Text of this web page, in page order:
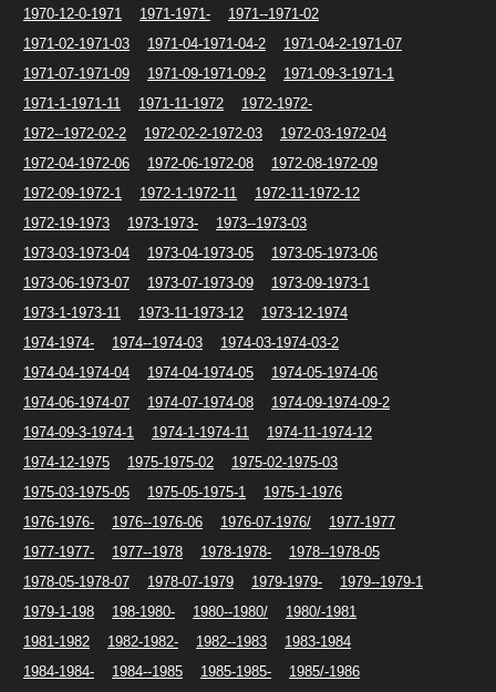
1970-12-0-1971
1971-1971-
1971--1971-02
1971-02-1971-03
1971-04-1971-04-2
1971-04-2-1971-07
1971-07-1971-09
1971-09-1971-09-2
1971-09-3-1971-1
1971-1-1971-11
1971-11-1972
1972-1972-
1972--1972-02-2
1972-02-2-1972-03
1972-03-1972-04
1972-04-1972-06
1972-06-1972-08
1972-08-1972-09
1972-09-1972-1
1972-1-1972-11
1972-11-1972-12
1972-19-1973
1973-1973-
1973--1973-03
1973-03-1973-04
1973-04-1973-05
1973-05-1973-06
1973-06-1973-07
1973-07-1973-09
1973-09-1973-1
1973-1-1973-11
1973-11-1973-12
1973-12-1974
1974-1974-
1974--1974-03
1974-03-1974-03-2
1974-04-1974-04
1974-04-1974-05
1974-05-1974-06
1974-06-1974-07
1974-07-1974-08
1974-09-1974-09-2
1974-09-3-1974-1
1974-1-1974-11
1974-11-1974-12
1974-12-1975
1975-1975-02
1975-02-1975-03
1975-03-1975-05
1975-05-1975-1
1975-1-1976
1976-1976-
1976--1976-06 1976-07-1976/
1977-1977
1977-1977-
1977--1978 1978-1978-
1978--1978-05
1978-05-1978-07
1978-07-1979 1979-1979-
1979--1979-1
1979-1-198
198-1980- 1980--1980/
1980/-1981
1981-1982
1982-1982- 1982--1983
1983-1984
1984-1984-
1984--1985 1985-1985-
1985/-1986